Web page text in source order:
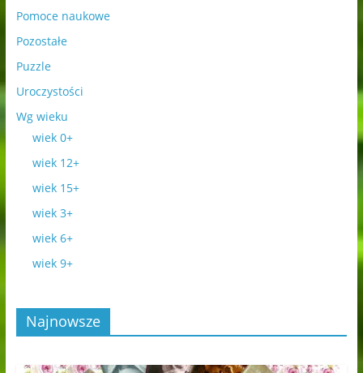
Pomoce naukowe
Pozostałe
Puzzle
Uroczystości
Wg wieku
wiek 0+
wiek 12+
wiek 15+
wiek 3+
wiek 6+
wiek 9+
Najnowsze